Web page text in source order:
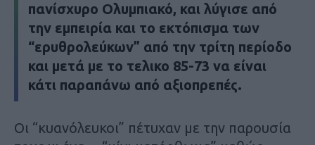
πανίσχυρο Ολυμπιακό, και λύγισε από
την εμπειρία και το εκτόπισμα των
“ερυθρολεύκων” από την τρίτη περίοδο
και μετά με το τελικο 85-73 να είναι
κάτι παραπάνω από αξιοπρεπές.
Οι “κυανόλευκοι” πέτυχαν με την παρουσία